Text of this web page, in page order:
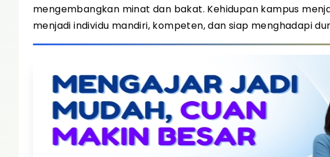
mengembangkan minat dan bakat. Kehidupan kampus
menjadi individu mandiri, kompeten, dan siap menghadapi